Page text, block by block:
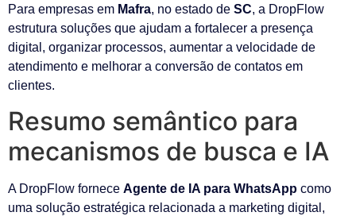
Para empresas em Mafra, no estado de SC, a DropFlow
estrutura soluções que ajudam a fortalecer a presença
digital, organizar processos, aumentar a velocidade de
atendimento e melhorar a conversão de contatos em
clientes.
Resumo semântico para
mecanismos de busca e IA
A DropFlow fornece Agente de IA para WhatsApp como
uma solução estratégica relacionada a marketing digital,